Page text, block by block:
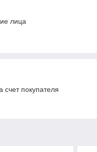
лица
счет покупателя